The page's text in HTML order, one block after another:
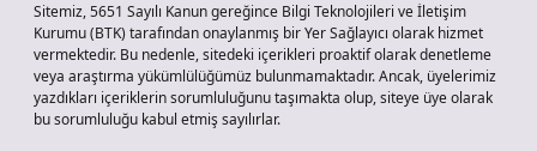
Sitemiz, 5651 Sayılı Kanun gereğince Bilgi Teknolojileri ve İletişim
Kurumu (BTK) tarafından onaylanmış bir Yer Sağlayıcı olarak hizmet
vermektedir. Bu nedenle, sitedeki içerikleri proaktif olarak denetleme
veya araştırma yükümlülüğümüz bulunmamaktadır. Ancak, üyelerimiz
yazdıkları içeriklerin sorumluluğunu taşımakta olup, siteye üye olarak
bu sorumluluğu kabul etmiş sayılırlar.